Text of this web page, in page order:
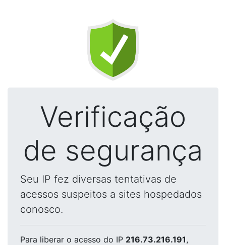
Verificação
de segurança
Seu IP fez diversas tentativas de
acessos suspeitos a sites hospedados
conosco.
Para liberar o acesso do IP 216.73.216.191,